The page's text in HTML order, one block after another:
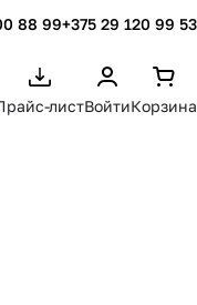
88 99+375 29 120 99 53
листВойтиКорзина